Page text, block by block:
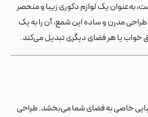
به‌عنوان یک لوازم دکوری زیبا و منحصر
طراحی مدرن و ساده این شمع، آن را به یک
خواب یا هر فضای دیگری تبدیل می‌کند.
خاصی به فضای شما می‌بخشد. طراحی